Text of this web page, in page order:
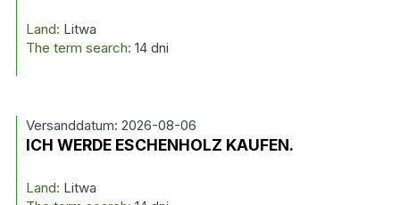
Land: Litwa
The term search: 14 dni
Versanddatum: 2026-08-06
ICH WERDE ESCHENHOLZ KAUFEN.
Land: Litwa